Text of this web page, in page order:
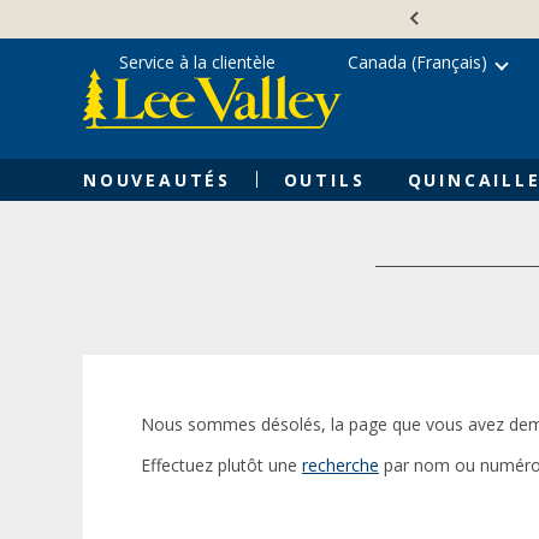
content
NOUVEAUTÉS OUTILS
Service à la clientèle Canada (Français)
Nous sommes désolés, la page que vous avez
Effectuez plutôt une recherche par nom ou